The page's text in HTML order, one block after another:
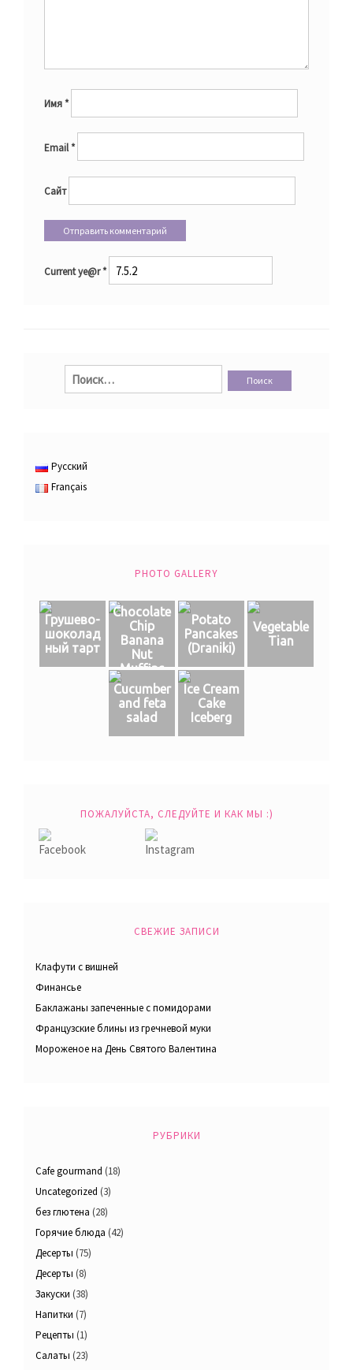
Имя*
Email*
Сайт
Current ye@r*
Найти:
Русский
Français
PHOTO GALLERY
Грушево-
шоколад
ный тарт
Chocolate
Chip
Banana
Nut
Muffins
Potato
Pancakes
(Draniki)
Vegetable
Tian
Cucumber
and feta
salad
Ice Cream
Cake
Iceberg
ПОЖАЛУЙСТА, СЛЕДУЙТЕ И КАК МЫ :)
СВЕЖИЕ ЗАПИСИ
Клафути с вишней
Финансье
Баклажаны запеченные с помидорами
Французские блины из гречневой муки
Мороженое на День Святого Валентина
РУБРИКИ
Cafe gourmand (18)
Uncategorized (3)
без глютена (28)
Горячие блюда (42)
Десерты (75)
Десерты (8)
Закуски (38)
Напитки (7)
Рецепты (1)
Салаты (23)